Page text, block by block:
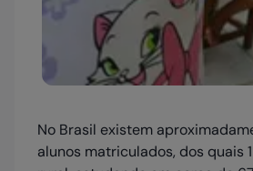
No Brasil existem
alunos matriculados, dos quais